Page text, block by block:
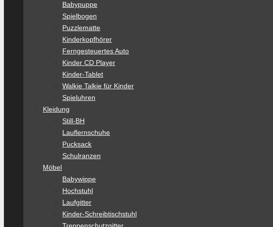
Babypuppe
Spielbogen
Puzzlematte
Kinderkopfhörer
Ferngesteuertes Auto
Kinder CD Player
Kinder-Tablet
Walkie Talkie für Kinder
Spieluhren
Kleidung
Still-BH
Lauflernschuhe
Pucksack
Schulranzen
Möbel
Babywippe
Hochstuhl
Laufgitter
Kinder-Schreibtischstuhl